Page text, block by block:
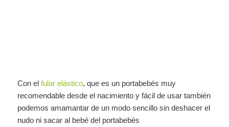
Con elfular elástico, que es un portabebés muy
recomendable desde el nacimiento y fácil de usar también
podemos amamantar de un modo sencillo sin deshacer el
nudo ni sacar al bebé del portabebés